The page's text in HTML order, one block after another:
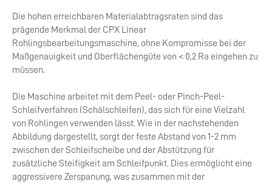
Die hohen erreichbaren Materialabtragsraten sind das
prägende Merkmal der CPX Linear
Rohlingsbearbeitungsmaschine, ohne Kompromisse bei der
Maßgenauigkeit und Oberflächengüte von < 0,2 Ra eingehen zu
müssen.
Die Maschine arbeitet mit dem Peel- oder Pinch-Peel-
Schleifverfahren (Schälschleifen), das sich für eine Vielzahl
von Rohlingen verwenden lässt. Wie in der nachstehenden
Abbildung dargestellt, sorgt der feste Abstand von 1-2 mm
zwischen der Schleifscheibe und der Abstützung für
zusätzliche Steifigkeit am Schleifpunkt. Dies ermöglicht eine
aggressivere Zerspanung, was zusammen mit der